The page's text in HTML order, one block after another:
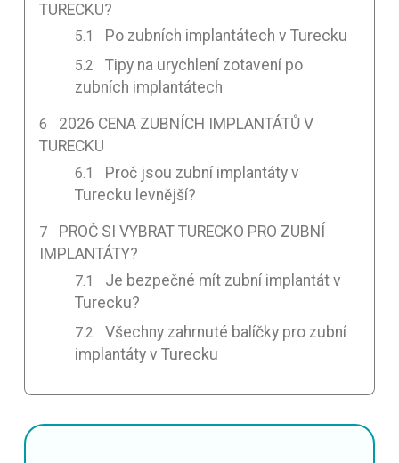
TURECKU?
Po zubních implantátech v Turecku
Tipy na urychlení zotavení po
zubních implantátech
2026 CENA ZUBNÍCH IMPLANTÁTŮ V
TURECKU
Proč jsou zubní implantáty v
Turecku levnější?
PROČ SI VYBRAT TURECKO PRO ZUBNÍ
IMPLANTÁTY?
Je bezpečné mít zubní implantát v
Turecku?
Všechny zahrnuté balíčky pro zubní
implantáty v Turecku